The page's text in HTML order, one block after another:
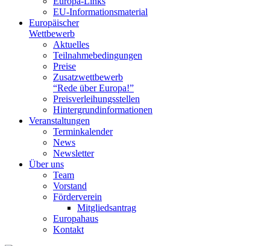
EU-Informationsmaterial
Europäischer
Wettbewerb
Aktuelles
Teilnahme­bedingungen
Preise
Zusatzwettbewerb
“Rede über Europa!”
Preisverleihungsstellen
Hintergrundinformationen
Veranstaltungen
Terminkalender
News
Newsletter
Über uns
Team
Vorstand
Förderverein
Mitgliedsantrag
Europahaus
Kontakt